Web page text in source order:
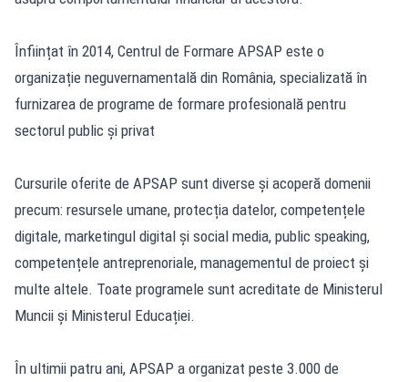
Înființat în 2014, Centrul de Formare APSAP este o
organizație neguvernamentală din România, specializată în
furnizarea de programe de formare profesională pentru
sectorul public și privat
Cursurile oferite de APSAP sunt diverse și acoperă domenii
precum: resursele umane, protecția datelor, competențele
digitale, marketingul digital și social media, public speaking,
competențele antreprenoriale, managementul de proiect și
multe altele. Toate programele sunt acreditate de Ministerul
Muncii și Ministerul Educației.
În ultimii patru ani, APSAP a organizat peste 3.000 de